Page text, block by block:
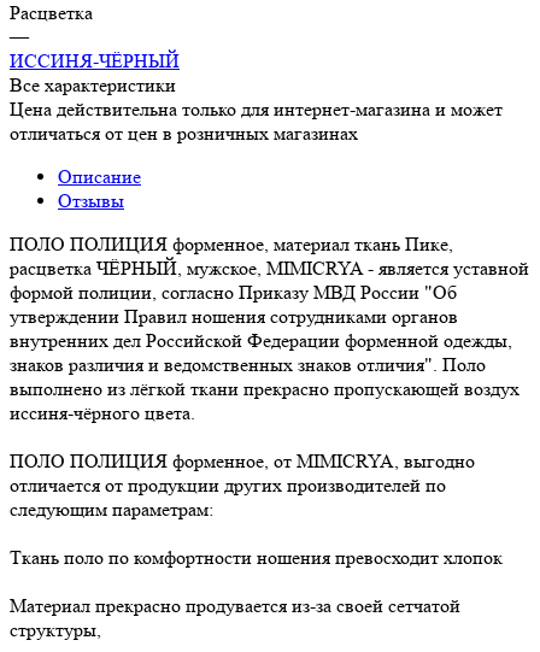
Расцветка
—
ИССИНЯ-ЧЁРНЫЙ
Все характеристики
Цена действительна только для интернет-магазина и может
отличаться от цен в розничных магазинах
Описание
Отзывы
ПОЛО ПОЛИЦИЯ форменное, материал ткань Пике,
расцветка ЧЁРНЫЙ, мужское, MIMICRYA - является уставной
формой полиции, согласно Приказу МВД России "Об
утверждении Правил ношения сотрудниками органов
внутренних дел Российской Федерации форменной одежды,
знаков различия и ведомственных знаков отличия". Поло
выполнено из лёгкой ткани прекрасно пропускающей воздух
иссиня-чёрного цвета.
ПОЛО ПОЛИЦИЯ форменное, от MIMICRYA, выгодно
отличается от продукции других производителей по
следующим параметрам:
Ткань поло по комфортности ношения превосходит хлопок
Материал прекрасно продувается из-за своей сетчатой
структуры,